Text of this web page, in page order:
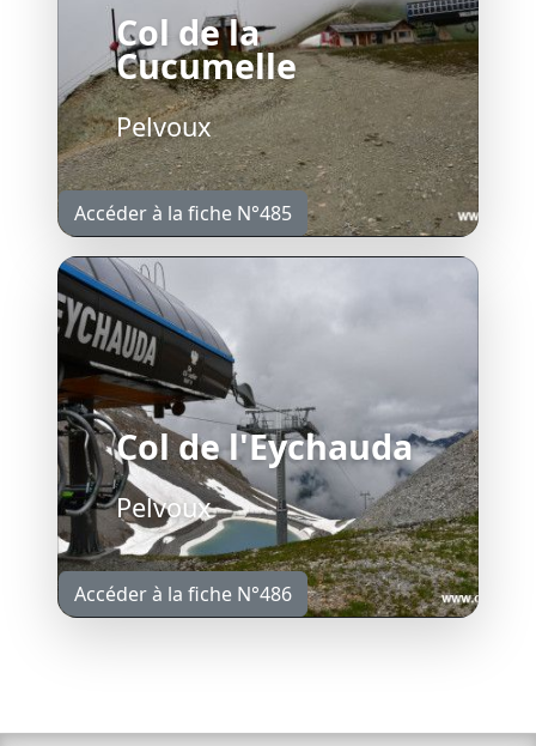
Col de la
Cucumelle
Pelvoux
Accéder à la fiche N°485
Col de l'Eychauda
Pelvoux
Accéder à la fiche N°486